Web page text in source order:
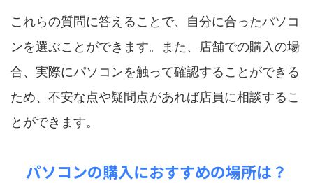
これらの質問に答えることで、自分に合ったパソコ
ンを選ぶことができます。また、店舗での購入の場
合、実際にパソコンを触って確認することができる
ため、不安な点や疑問点があれば店員に相談するこ
とができます。
パソコンの購入におすすめの場所は？